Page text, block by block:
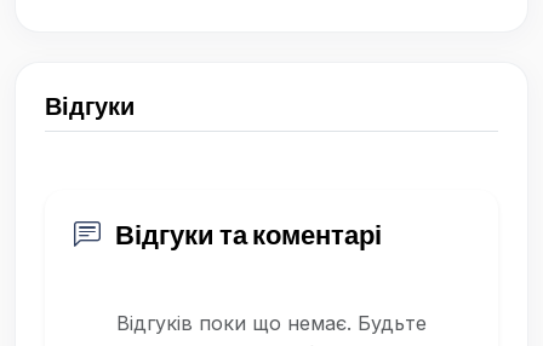
Відгуки
Відгуки та коментарі
Відгуків поки що немає. Будьте